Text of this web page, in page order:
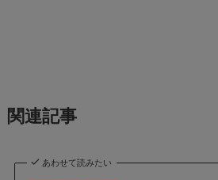
関連記事
あわせて読みたい